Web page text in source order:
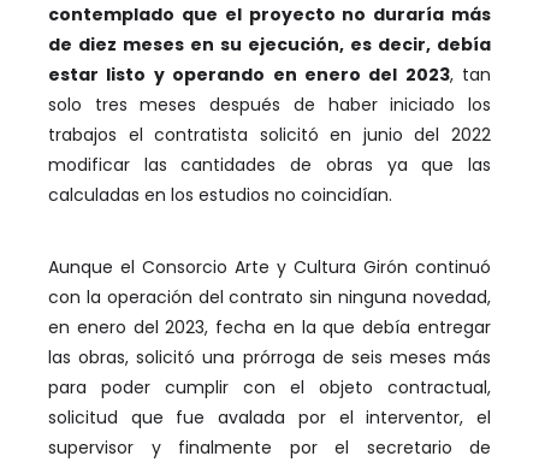
contemplado que el proyecto no duraría más
de diez meses en su ejecución, es decir, debía
estar listo y operando en enero del 2023, tan
solo tres meses después de haber iniciado los
trabajos el contratista solicitó en junio del 2022
modificar las cantidades de obras ya que las
calculadas en los estudios no coincidían.
Aunque el Consorcio Arte y Cultura Girón continuó
con la operación del contrato sin ninguna novedad,
en enero del 2023, fecha en la que debía entregar
las obras, solicitó una prórroga de seis meses más
para poder cumplir con el objeto contractual,
solicitud que fue avalada por el interventor, el
supervisor y finalmente por el secretario de